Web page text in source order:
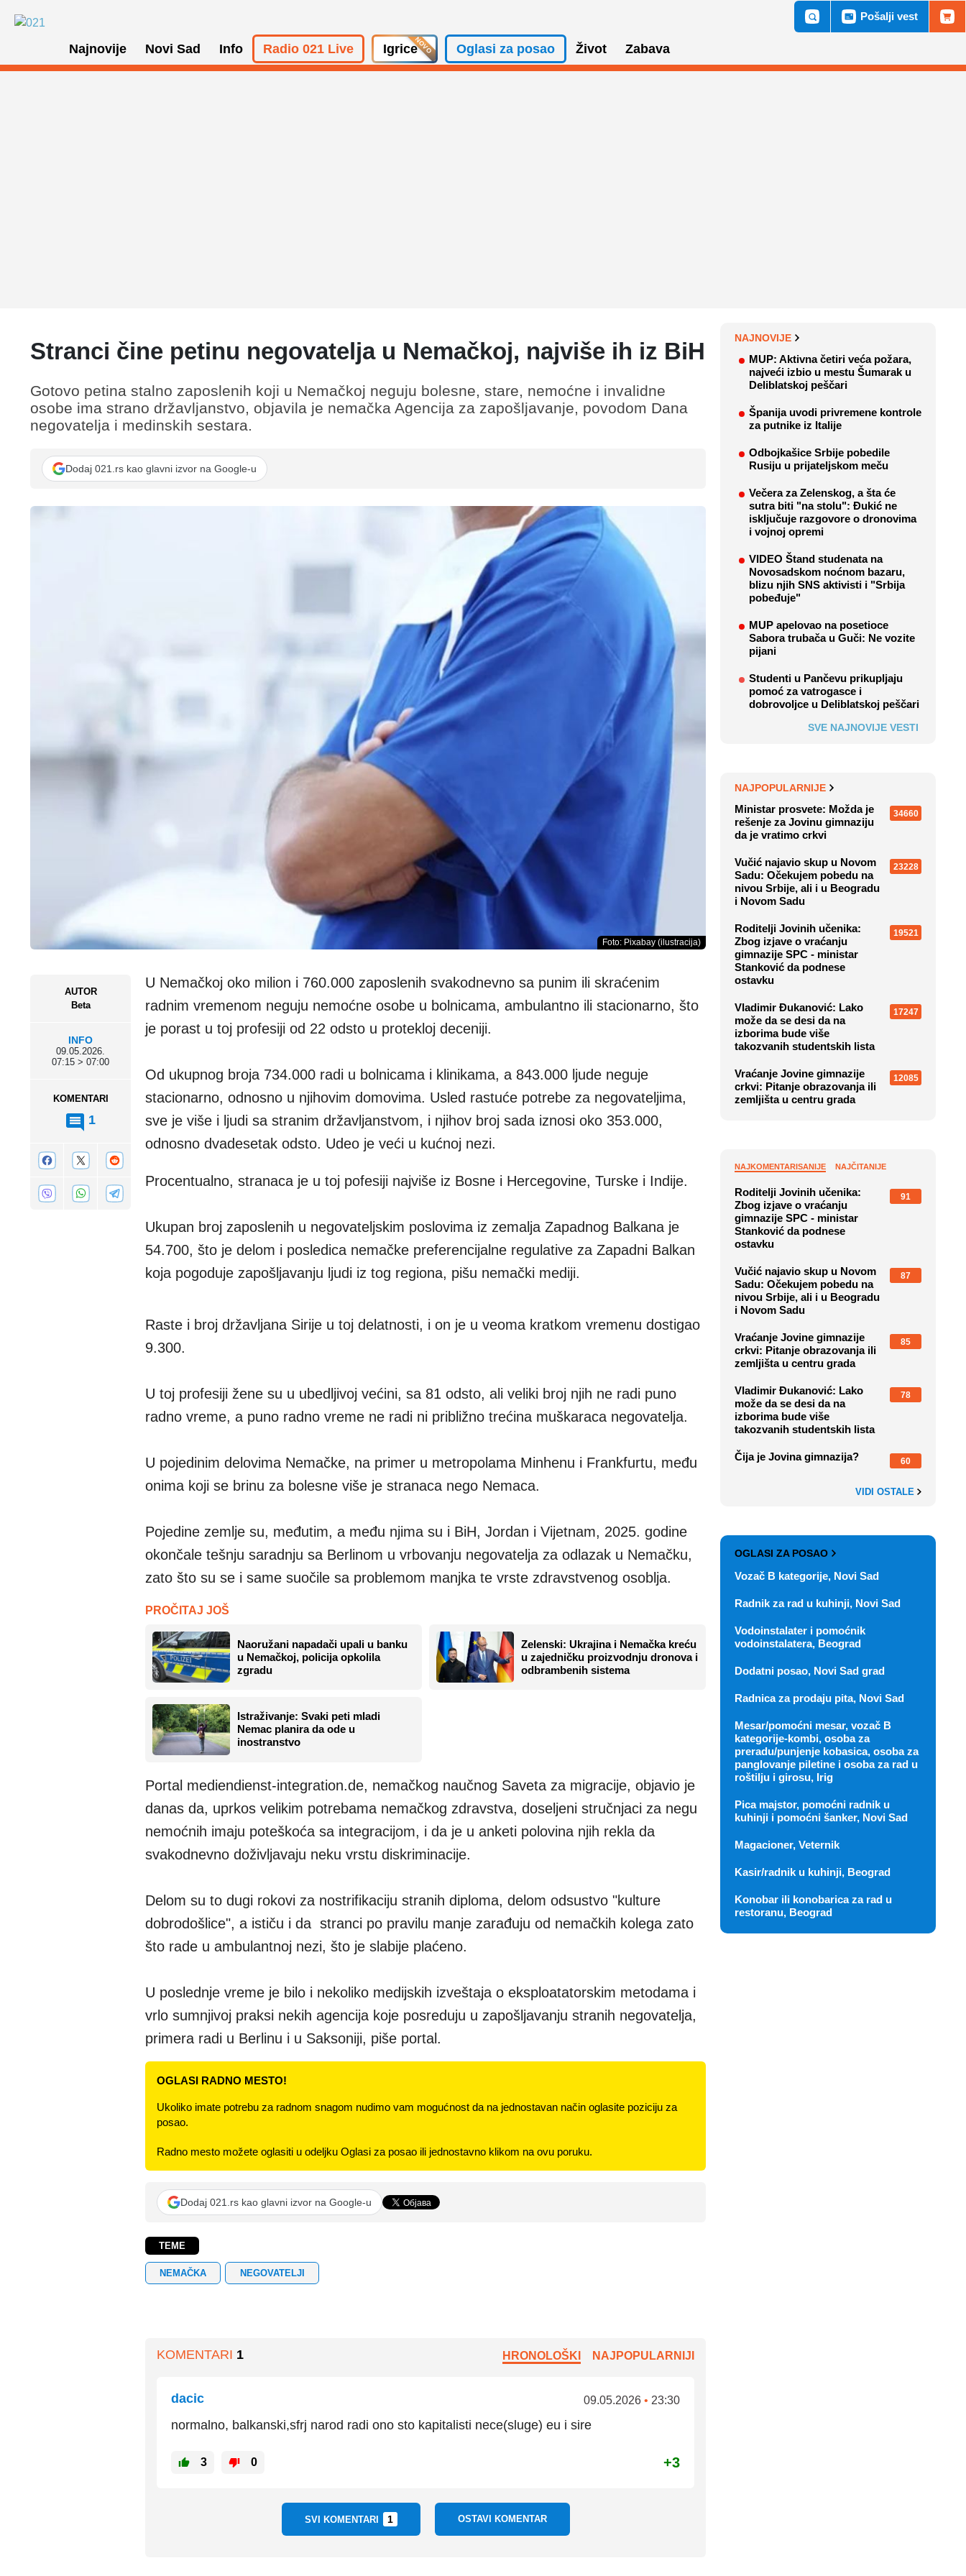
Najnovije Novi Sad Info Radio 021 Live Igrice Oglasi za posao Život Zabava
Pošalji vest
Stranci čine petinu negovatelja u Nemačkoj, najviše ih iz BiH
AUTOR
Beta
INFO
09.05.2026.
07:15 > 07:00
KOMENTARI
1
Gotovo petina stalno zaposlenih koji u Nemačkoj neguju bolesne, stare, nemoćne i invalidne
osobe ima strano državljanstvo, objavila je nemačka Agencija za zapošljavanje, povodom Dana
negovatelja i medinskih sestara.
Dodaj 021.rs kao glavni izvor na Google-u
Foto: Pixabay (ilustracija)
U Nemačkoj oko milion i 760.000 zaposlenih svakodnevno sa punim ili skraćenim
radnim vremenom neguju nemoćne osobe u bolnicama, ambulantno ili stacionarno, što
je porast u toj profesiji od 22 odsto u protekloj deceniji.
Od ukupnog broja 734.000 radi u bolnicama i klinikama, a 843.000 ljude neguje
stacionarno, odnosno u njihovim domovima. Usled rastuće potrebe za negovateljima,
sve je više i ljudi sa stranim državljanstvom, i njihov broj sada iznosi oko 353.000,
odnosno dvadesetak odsto. Udeo je veći u kućnoj nezi.
Procentualno, stranaca je u toj pofesiji najviše iz Bosne i Hercegovine, Turske i Indije.
Ukupan broj zaposlenih u negovateljskim poslovima iz zemalja Zapadnog Balkana je
54.700, što je delom i posledica nemačke preferencijalne regulative za Zapadni Balkan
koja pogoduje zapošljavanju ljudi iz tog regiona, pišu nemački mediji.
Raste i broj državljana Sirije u toj delatnosti, i on je u veoma kratkom vremenu dostigao
9.300.
U toj profesiji žene su u ubedljivoj većini, sa 81 odsto, ali veliki broj njih ne radi puno
radno vreme, a puno radno vreme ne radi ni približno trećina muškaraca negovatelja.
U pojedinim delovima Nemačke, na primer u metropolama Minhenu i Frankfurtu, među
onima koji se brinu za bolesne više je stranaca nego Nemaca.
Pojedine zemlje su, međutim, a među njima su i BiH, Jordan i Vijetnam, 2025. godine
okončale tešnju saradnju sa Berlinom u vrbovanju negovatelja za odlazak u Nemačku,
zato što su se i same suočile sa problemom manjka te vrste zdravstvenog osoblja.
PROČITAJ JOŠ
Naoružani napadači upali u banku
u Nemačkoj, policija opkolila
zgradu
Zelenski: Ukrajina i Nemačka kreću
u zajedničku proizvodnju dronova i
odbrambenih sistema
Istraživanje: Svaki peti mladi
Nemac planira da ode u
inostranstvo
Portal mediendienst-integration.de, nemačkog naučnog Saveta za migracije, objavio je
danas da, uprkos velikim potrebama nemačkog zdravstva, doseljeni stručnjaci za negu
nemoćnih imaju poteškoća sa integracijom, i da je u anketi polovina njih rekla da
svakodnevno doživljavaju neku vrstu diskriminacije.
Delom su to dugi rokovi za nostrifikaciju stranih diploma, delom odsustvo "kulture
dobrodošlice", a ističu i da stranci po pravilu manje zarađuju od nemačkih kolega zato
što rade u ambulantnoj nezi, što je slabije plaćeno.
U poslednje vreme je bilo i nekoliko medijskih izveštaja o eksploatatorskim metodama i
vrlo sumnjivoj praksi nekih agencija koje posreduju u zapošljavanju stranih negovatelja,
primera radi u Berlinu i u Saksoniji, piše portal.
OGLASI RADNO MESTO!
Ukoliko imate potrebu za radnom snagom nudimo vam mogućnost da na jednostavan način oglasite poziciju za
posao.
Radno mesto možete oglasiti u odeljku Oglasi za posao ili jednostavno klikom na ovu poruku.
Dodaj 021.rs kao glavni izvor na Google-u
TEME
NEMAČKA NEGOVATELJI
KOMENTARI 1 HRONOLOŠKI NAJPOPULARNIJI
dacic 09.05.2026 • 23:30
normalno, balkanski,sfrj narod radi ono sto kapitalisti nece(sluge) eu i sire
3 0 +3
SVI KOMENTARI 1 OSTAVI KOMENTAR
NAJNOVIJE
MUP: Aktivna četiri veća požara,
najveći izbio u mestu Šumarak u
Deliblatskoj peščari
Španija uvodi privremene kontrole
za putnike iz Italije
Odbojkašice Srbije pobedile
Rusiju u prijateljskom meču
Večera za Zelenskog, a šta će
sutra biti "na stolu": Đukić ne
isključuje razgovore o dronovima
i vojnoj opremi
VIDEO Štand studenata na
Novosadskom noćnom bazaru,
blizu njih SNS aktivisti i "Srbija
pobeđuje"
MUP apelovao na posetioce
Sabora trubača u Guči: Ne vozite
pijani
Studenti u Pančevu prikupljaju
pomoć za vatrogasce i
dobrovoljce u Deliblatskoj peščari
SVE NAJNOVIJE VESTI
NAJPOPULARNIJE
Ministar prosvete: Možda je
rešenje za Jovinu gimnaziju
da je vratimo crkvi
34660
Vučić najavio skup u Novom
Sadu: Očekujem pobedu na
nivou Srbije, ali i u Beogradu
i Novom Sadu
23228
Roditelji Jovinih učenika:
Zbog izjave o vraćanju
gimnazije SPC - ministar
Stanković da podnese
ostavku
19521
Vladimir Đukanović: Lako
može da se desi da na
izborima bude više
takozvanih studentskih lista
17247
Vraćanje Jovine gimnazije
crkvi: Pitanje obrazovanja ili
zemljišta u centru grada
12085
NAJKOMENTARISANIJE NAJČITANIJE
Roditelji Jovinih učenika:
Zbog izjave o vraćanju
gimnazije SPC - ministar
Stanković da podnese
ostavku
91
Vučić najavio skup u Novom
Sadu: Očekujem pobedu na
nivou Srbije, ali i u Beogradu
i Novom Sadu
87
Vraćanje Jovine gimnazije
crkvi: Pitanje obrazovanja ili
zemljišta u centru grada
85
Vladimir Đukanović: Lako
može da se desi da na
izborima bude više
takozvanih studentskih lista
78
Čija je Jovina gimnazija? 60
VIDI OSTALE
OGLASI ZA POSAO
Vozač B kategorije, Novi Sad
Radnik za rad u kuhinji, Novi Sad
Vodoinstalater i pomoćnik
vodoinstalatera, Beograd
Dodatni posao, Novi Sad grad
Radnica za prodaju pita, Novi Sad
Mesar/pomoćni mesar, vozač B
kategorije-kombi, osoba za
preradu/punjenje kobasica, osoba za
panglovanje piletine i osoba za rad u
roštilju i girosu, Irig
Pica majstor, pomoćni radnik u
kuhinji i pomoćni šanker, Novi Sad
Magacioner, Veternik
Kasir/radnik u kuhinji, Beograd
Konobar ili konobarica za rad u
restoranu, Beograd